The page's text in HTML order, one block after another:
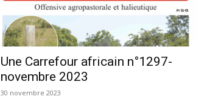
Une Carrefour africain n°1297-
novembre 2023
30 novembre 2023